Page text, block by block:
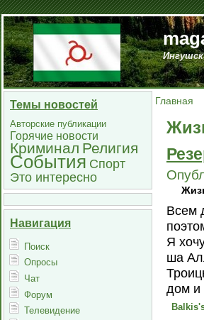
Темы новостей
Авторские публикации
Горячие новости
Криминал Религия
События Спорт
Это интересно
Навигация
Поиск
Опросы
Чат
Форум
Телевидение
Главная
Всем
Я
ша
дом и